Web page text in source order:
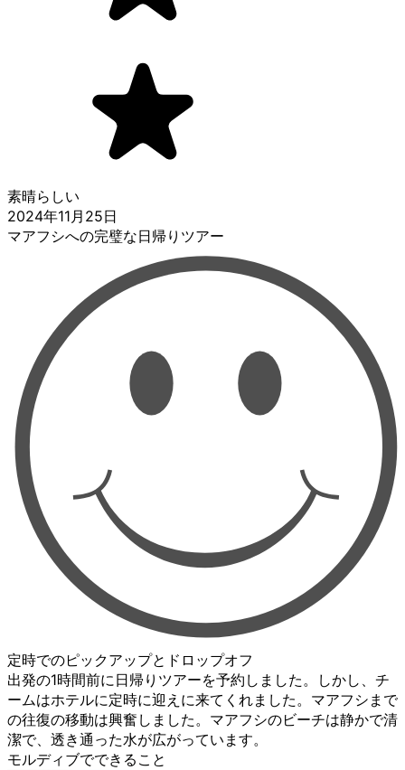
素晴らしい
2024年11月25日
マアフシへの完璧な日帰りツアー
定時でのピックアップとドロップオフ
出発の1時間前に日帰りツアーを予約しました。しかし、チ
ームはホテルに定時に迎えに来てくれました。マアフシまで
の往復の移動は興奮しました。マアフシのビーチは静かで清
潔で、透き通った水が広がっています。
モルディブでできること